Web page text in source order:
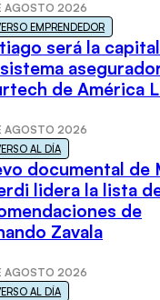
AGOSTO 2026
EMPRENDEDOR
será la
de América
AGOSTO 2026
AL DÍA
documental de
lidera la lista
de
Zavala
AGOSTO 2026
AL DÍA